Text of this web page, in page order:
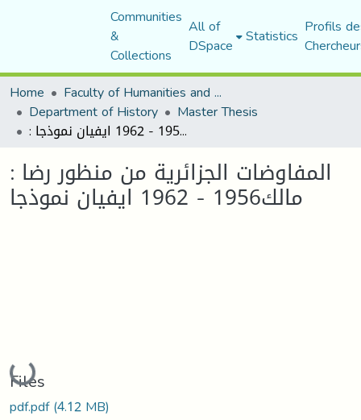
Communities
&
Collections
All of
DSpace Statistics Profils
Home
Faculty of Humanities and Social Sciences
Department of History Master Thesis
: المفاوضات الجزائرية من منظور رضا مالك1956 - 1962 ايفيان نموذجا
: المفاوضات الجزائرية من منظور رضا
مالك1956 - 1962 ايفيان نموذجا
Loading...
Files
pdf.pdf(4.12 MB)